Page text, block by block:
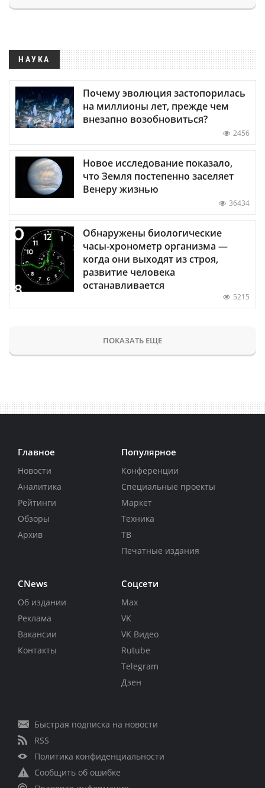
НАУКА
Почему эволюция застопорилась
на миллионы лет, прежде чем
внезапно возобновиться?
2456
Новое исследование показало,
что Земля постепенно заселяет
Венеру жизнью
36434
Обнаружены биологические
часы-хронометр организма —
когда они выходят из строя,
развитие человека
останавливается
5215
ПОКАЗАТЬ ЕЩЕ
Главное
Новости
Аналитика
Рейтинги
Обзоры
Архив
Популярное
Конференции
Специальные проекты
Маркет
Техника
ТВ
Печатные издания
CNews
Об издании
Реклама
Вакансии
Контакты
Соцсети
Max
VK
VK Видео
Rutube
Telegram
Дзен
Быстрая подписка на новости
RSS
Политика конфиденциальности
Сообщить об ошибке